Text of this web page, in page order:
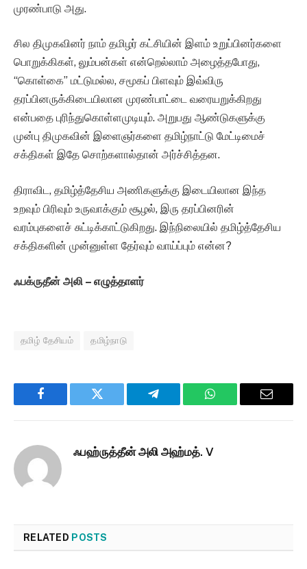
முரண்பாடு அது.
சில திமுகவினர் நாம் தமிழர் கட்சியின் இளம் உறுப்பினர்களை
பொறுக்கிகள், லும்பன்கள் என்றெல்லாம் அழைத்தபோது,
“கொள்கை” மட்டுமல்ல, சமூகப் பிளவும் இவ்விரு
தரப்பினருக்கிடையிலான முரண்பாட்டை வரையறுக்கிறது
என்பதை புரிந்துகொள்ளமுடியும். அறுபது ஆண்டுகளுக்கு
முன்பு திமுகவின் இளைஞர்களை தமிழ்நாட்டு மேட்டிமைச்
சக்திகள் இதே சொற்களால்தான் அர்ச்சித்தன.
திராவிட, தமிழ்த்தேசிய அணிகளுக்கு இடையிலான இந்த
உறவும் பிரிவும் உருவாக்கும் சூழல், இரு தரப்பினரின்
வரம்புகளைச் சுட்டிக்காட்டுகிறது. இந்நிலையில் தமிழ்த்தேசிய
சக்திகளின் முன்னுள்ள தேர்வும் வாய்ப்பும் என்ன?
ஃபக்ருதீன் அலி – எழுத்தாளர்
தமிழ் தேசியம் தமிழ்நாடு
Facebook Twitter Telegram WhatsApp Email
ஃபஹ்ருத்தீன் அலி அஹ்மத். V
RELATED POSTS